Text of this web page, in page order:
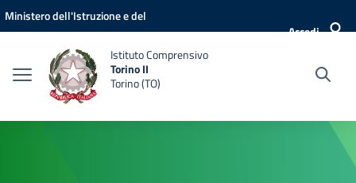
Vai ai contenuti
Vai al menu di navigazione
Vai al footer
Ministero dell'Istruzione e del
Accedi
Istituto Comprensivo
Torino II
Torino (TO)